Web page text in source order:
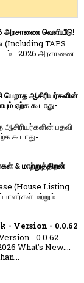
அரசாணை வெளியீடு!
(Including TAPS
- 2026 அரசாணை
பெறாத ஆசிரியர்களின்
ஏற்க கூடாது-
ஆசிரியர்களின் பதவி
கூடாது-
& மாற்றுத்திறன்
(House Listing
மற்றும்
- Version - 0.0.62
- 0.0.62
What's New....